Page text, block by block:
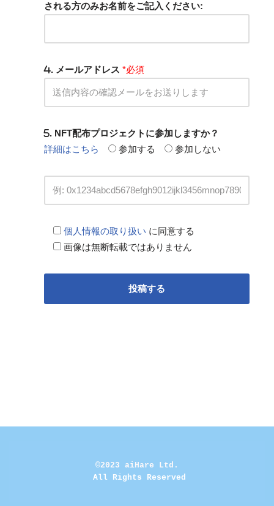
される方のみお名前をご記入ください:
. メールアドレス *必須
. NFT配布プロジェクトに参加しますか？
詳細はこちら
参加する 参加しない
個人情報の取り扱い に同意する
画像は無断転載ではありません
©2023 aiHare Ltd.
All Rights Reserved